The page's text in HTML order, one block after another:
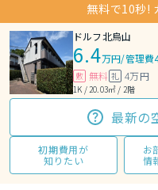
無料で10秒!
ドルフ北烏山
6.4万円/管理
敷 無料 礼 4万円
1K / 20.03㎡ / 2階
最新の
初期費用が
知りたい
お
情